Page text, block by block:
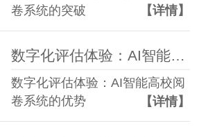
卷系统的突破
【详情】
数字化评估体验：AI智能高校阅卷系统的优势
数字化评估体验：AI智能高校阅
卷系统的优势
【详情】